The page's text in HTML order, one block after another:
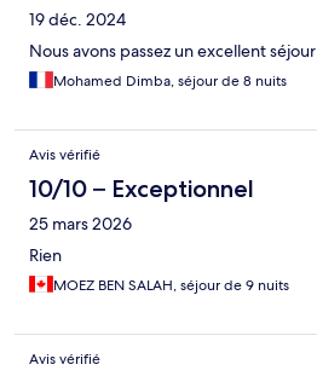
19 déc. 2024
Nous avons passez un excellent séjour
Mohamed Dimba, séjour de 8 nuits
Avis vérifié
10/10 – Exceptionnel
25 mars 2026
Rien
MOEZ BEN SALAH, séjour de 9 nuits
Avis vérifié